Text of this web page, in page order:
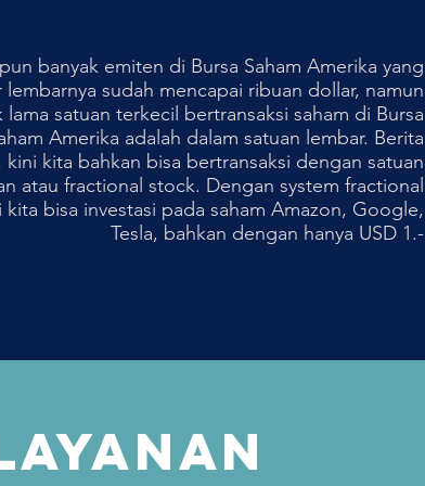
banyak emiten di Bursa Saham Amerika yang
lembarnya sudah mencapai ribuan dollar, namun
lama satuan terkecil bertransaksi saham di Bursa
Amerika adalah dalam satuan lembar. Berita
kini kita bahkan bisa bertransaksi dengan satuan
atau fractional stock. Dengan system fractional
kita bisa investasi pada saham Amazon, Google,
Tesla, bahkan dengan hanya USD 1.-